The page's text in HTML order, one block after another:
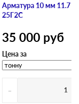
Арматура 10 мм 11.7 м
25Г2С
35 000 руб
Цена за
-